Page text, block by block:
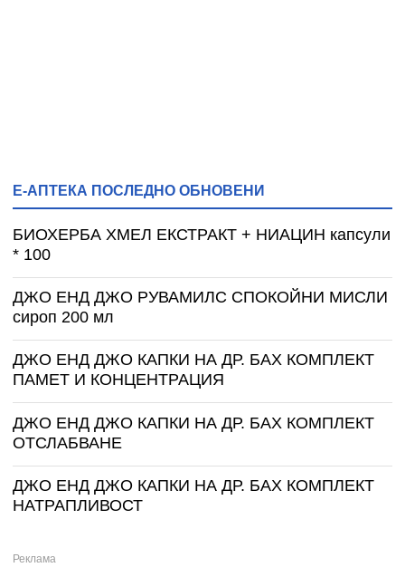
Е-АПТЕКА ПОСЛЕДНО ОБНОВЕНИ
БИОХЕРБА ХМЕЛ ЕКСТРАКТ + НИАЦИН капсули
* 100
ДЖО ЕНД ДЖО РУВАМИЛС СПОКОЙНИ МИСЛИ
сироп 200 мл
ДЖО ЕНД ДЖО КАПКИ НА ДР. БАХ КОМПЛЕКТ
ПАМЕТ И КОНЦЕНТРАЦИЯ
ДЖО ЕНД ДЖО КАПКИ НА ДР. БАХ КОМПЛЕКТ
ОТСЛАБВАНЕ
ДЖО ЕНД ДЖО КАПКИ НА ДР. БАХ КОМПЛЕКТ
НАТРАПЛИВОСТ